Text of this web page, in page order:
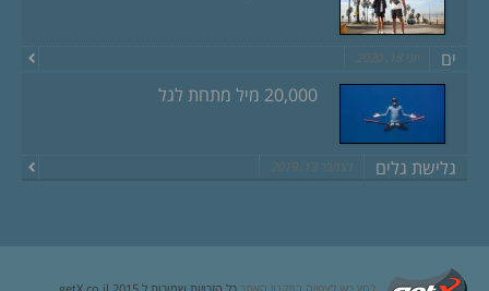
ים יוני 18, 2020
20,000 מיל מתחת לגל
גלישת גלים דצמבר 13, 2019